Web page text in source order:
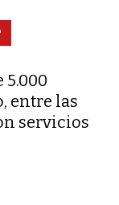
5.000
entre las
servicios